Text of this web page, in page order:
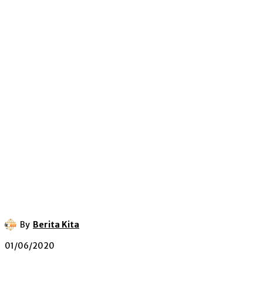
By Berita Kita
01/06/2020